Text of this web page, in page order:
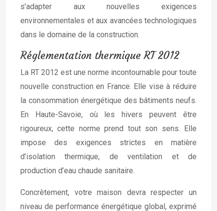
s’adapter aux nouvelles exigences
environnementales et aux avancées technologiques
dans le domaine de la construction.
Réglementation thermique RT 2012
La RT 2012 est une norme incontournable pour toute
nouvelle construction en France. Elle vise à réduire
la consommation énergétique des bâtiments neufs.
En Haute-Savoie, où les hivers peuvent être
rigoureux, cette norme prend tout son sens. Elle
impose des exigences strictes en matière
d’isolation thermique, de ventilation et de
production d’eau chaude sanitaire.
Concrètement, votre maison devra respecter un
niveau de performance énergétique global, exprimé